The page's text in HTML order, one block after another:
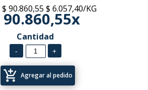
$ 90.860,55 $ 6.057,40/KG
90.860,55x
Cantidad
add_shopping_cart Agregar al pedido